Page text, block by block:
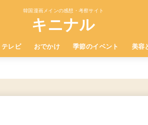
韓国漫画メインの感想・考察サイト
キニナル
テレビ おでかけ 季節のイベント 美容